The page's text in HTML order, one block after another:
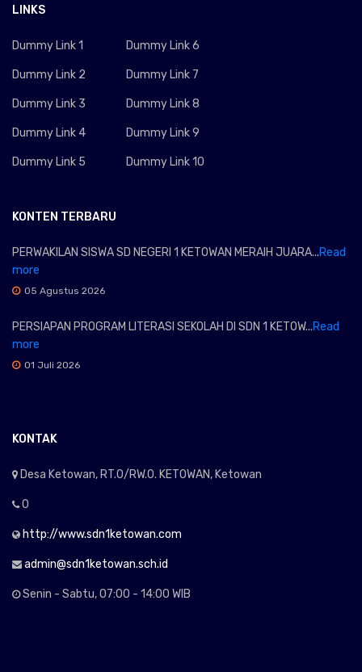
LINKS
Dummy Link 1
Dummy Link 2
Dummy Link 3
Dummy Link 4
Dummy Link 5
Dummy Link 6
Dummy Link 7
Dummy Link 8
Dummy Link 9
Dummy Link 10
KONTEN TERBARU
PERWAKILAN SISWA SD NEGERI 1 KETOWAN MERAIH JUARA...Read
more
05 Agustus 2026
PERSIAPAN PROGRAM LITERASI SEKOLAH DI SDN 1 KETOW...Read
more
01 Juli 2026
KONTAK
Desa Ketowan, RT.0/RW.0. KETOWAN, Ketowan
0
http://www.sdn1ketowan.com
admin@sdn1ketowan.sch.id
Senin - Sabtu, 07:00 - 14:00 WIB